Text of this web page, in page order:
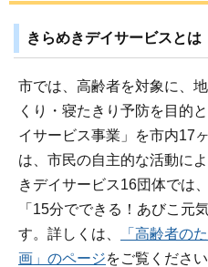
きらめきデイサービスとは
市では、高齢者を対象に、
くり・寝たきり予防を目的
イサービス事業」を市内17
は、市民の自主的な活動に
きデイサービス16団体では
「15分でできる！あびこ元
す。詳しくは、
「高齢者の
画」のページをご覧ください